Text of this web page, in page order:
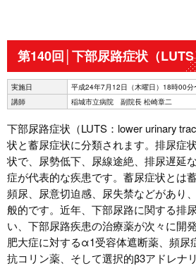
第140回│下部尿路症状（
実施日
平成24年7月12日（木曜日）18時00
講師
稲城市立病院 副院長 松崎章二
下部尿路症状（LUTS：lower urinary
状と蓄尿症状に分類されます。排尿症
状で、尿勢低下、尿線途絶、排尿遅延
症が代表的な疾患です。蓄尿症状とは
頻尿、尿意切迫感、尿失禁などがあり
般的です。近年、下部尿路に関する排
い、下部尿路疾患の治療薬が次々に開
肥大症に対するα1受容体遮断薬、頻尿
抗コリン薬、そして選択的β3アドレナ